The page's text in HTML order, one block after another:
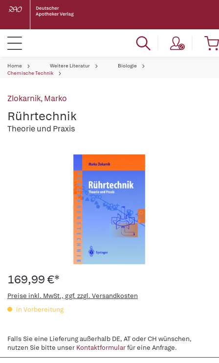
Home Weitere Literatur
Biologie
Chemische Technik
Zlokarnik, Marko
Rührtechnik
Theorie und Praxis
169,99 €*
Preise inkl. MwSt., ggf. zzgl. Versandkosten
in Vorbereitung
Falls Sie eine Lieferung außerhalb DE, AT oder CH wünschen,
nutzen Sie bitte unser Kontaktformularfür eine Anfrage.